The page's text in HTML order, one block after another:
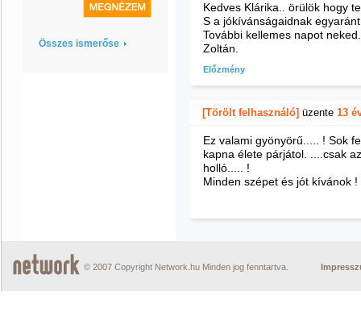
Összes ismerőse
Kedves Klárika.. örülök hogy
S a jókívánságaidnak
További kellemes napot
Zoltán.
Előzmény
[Törölt felhasználó] üzente 13
Ez valami gyönyörű..... ! Sok
kapna élete párjátol. ....csak
holló..... !
Minden szépet és jót kívánok !
© 2007 Copyright Network.hu Minden jog fenntartva.